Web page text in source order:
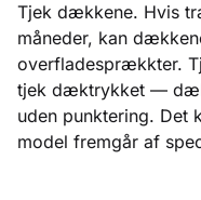
Tjek dækkene. Hvis
måneder, kan
overfladesprækkter.
tjek dæktrykket —
uden punktering.
model fremgår af